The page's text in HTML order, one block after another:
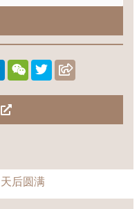
天后圆满